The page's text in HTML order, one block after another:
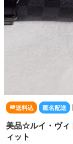
送料込 匿名配送
美品☆ルイ・ヴィ
ィット